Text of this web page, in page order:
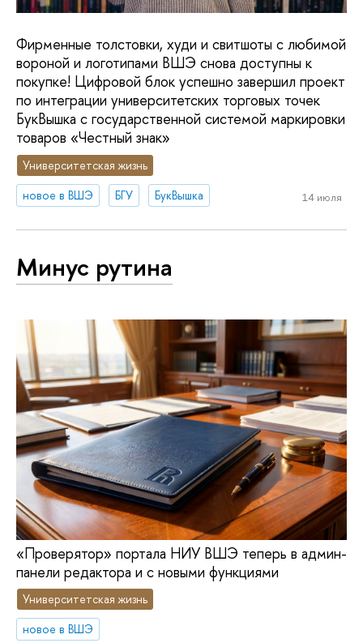
Фирменные толстовки, худи и свитшоты с любимой
вороной и логотипами ВШЭ снова доступны к
покупке! Цифровой блок успешно завершил проект
по интеграции университетских торговых точек
БукВышка с государственной системой маркировки
товаров «Честный знак»
Университетская жизнь
новое в ВШЭ
БГУ БукВышка 14 июля
Минус рутина
«Проверятор» портала НИУ ВШЭ теперь в админ-
панели редактора и с новыми функциями
Университетская жизнь
новое в ВШЭ